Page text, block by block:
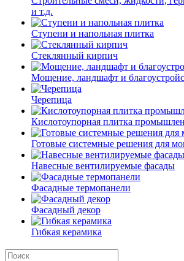
и т.д.
Ступени и напольная плитка
Cтеклянный кирпич
Мощение, ландшафт и
Черепица
Кислотоупорная плитка
Готовые системные решения для
Навесные вентилируемые фасады
Фасадные термопанели
Фасадный декор
Гибкая керамика